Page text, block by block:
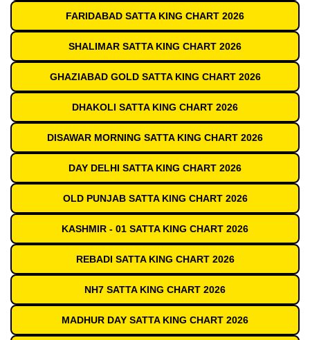
FARIDABAD SATTA KING CHART 2026
SHALIMAR SATTA KING CHART 2026
GHAZIABAD GOLD SATTA KING CHART 2026
DHAKOLI SATTA KING CHART 2026
DISAWAR MORNING SATTA KING CHART 2026
DAY DELHI SATTA KING CHART 2026
OLD PUNJAB SATTA KING CHART 2026
KASHMIR - 01 SATTA KING CHART 2026
REBADI SATTA KING CHART 2026
NH7 SATTA KING CHART 2026
MADHUR DAY SATTA KING CHART 2026